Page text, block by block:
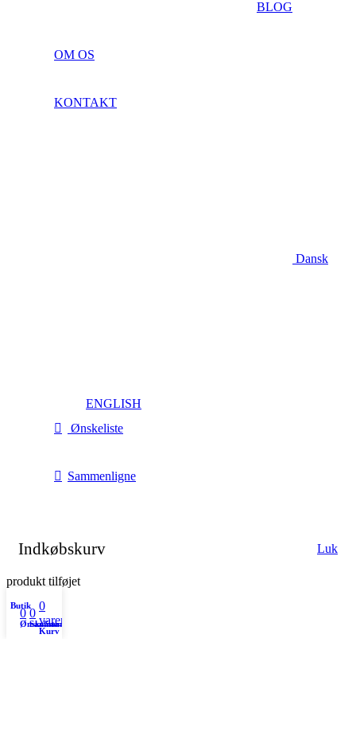
BLOG
OM OS
KONTAKT
Dansk
ENGLISH
Ønskeliste
Sammenligne
Indkøbskurv Luk
Butik
0
Ønskeliste
0
Sammenligne
0
varer
Kurv
produkt tilføjet